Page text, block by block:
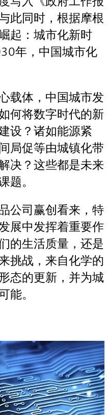
此同时，根据摩根
起：城市化新时
年，中国城市化
载体，中国城市发
何将数字时代的新
设？诸如能源紧
局促等由城镇化带
决？这些都是未来
题。
公司赢创看来，特
展中发挥着重要作
的生活质量，还是
挑战，来自化学的
态的更新，并为城
能。